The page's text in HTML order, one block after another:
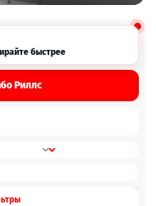
быстрее
Риллс